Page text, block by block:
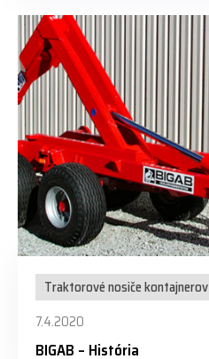
Traktorové nosiče kontajnerov
7.4.2020
BIGAB – História